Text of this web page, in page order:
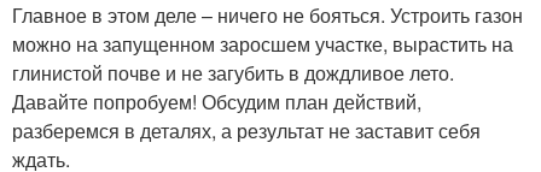
Главное в этом деле – ничего не бояться. Устроить газон
можно на запущенном заросшем участке, вырастить на
глинистой почве и не загубить в дождливое лето.
Давайте попробуем! Обсудим план действий,
разберемся в деталях, а результат не заставит себя
ждать.